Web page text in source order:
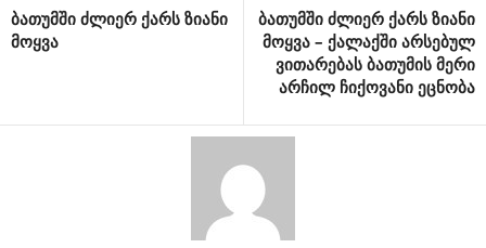
ბათუმში ძლიერ ქარს ზიანი
მოყვა
ბათუმში ძლიერ ქარს ზიანი
მოყვა – ქალაქში არსებულ
ვითარებას ბათუმის მერი
არჩილ ჩიქოვანი ეცნობა